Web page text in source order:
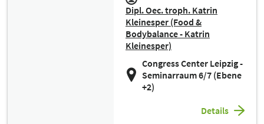
Dipl. Oec. troph. Katrin
Kleinesper (Food &
Bodybalance - Katrin
Kleinesper)
Congress Center Leipzig -
Seminarraum 6/7 (Ebene
+2)
Details